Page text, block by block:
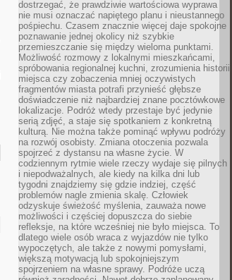
dostrzegać, że prawdziwie wartościowa wyprawa
nie musi oznaczać napiętego planu i nieustannego
pośpiechu. Czasem znacznie więcej daje spokojne
poznawanie jednej okolicy niż szybkie
przemieszczanie się między wieloma punktami.
Możliwość rozmowy z lokalnymi mieszkańcami,
spróbowania regionalnej kuchni, zrozumienia historii
miejsca czy zobaczenia mniej oczywistych
fragmentów miasta potrafi przynieść głębsze
doświadczenie niż najbardziej znane pocztówkowe
lokalizacje. Podróż wtedy przestaje być jedynie
serią zdjęć, a staje się spotkaniem z konkretną
kulturą. Nie można także pominąć wpływu podróży
na rozwój osobisty. Zmiana otoczenia pozwala
spojrzeć z dystansu na własne życie. W
codziennym rytmie wiele rzeczy wydaje się pilnych
i niepodważalnych, ale kiedy na kilka dni lub
tygodni znajdziemy się gdzie indziej, część
problemów nagle zmienia skalę. Człowiek
odzyskuje świeżość myślenia, zauważa nowe
możliwości i częściej dopuszcza do siebie
refleksje, na które wcześniej nie było miejsca. To
dlatego wiele osób wraca z wyjazdów nie tylko
wypoczętych, ale także z nowymi pomysłami,
większą motywacją lub spokojniejszym
spojrzeniem na własne sprawy. Podróże uczą